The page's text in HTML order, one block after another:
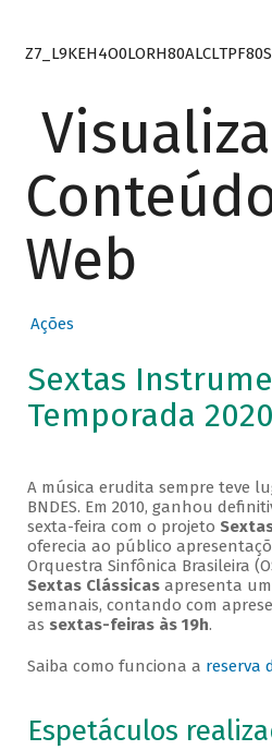
Web
Ações
Sextas
Temporada 2020
A música erudita sempre teve
BNDES. Em 2010, ganhou
sexta-feira com o projeto
oferecia ao público
Orquestra Sinfônica Brasileira
Sextas Clássicasapresenta
semanais, contando com
as sextas-feiras às 19h.
Saiba como funciona a reserva
Espetáculos